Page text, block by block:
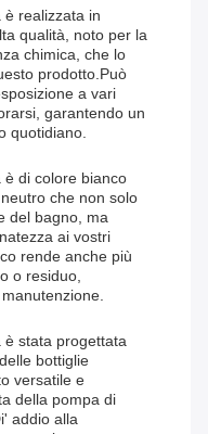
è realizzata in
qualità, noto per la
chimica, che lo
prodotto.Può
a vari
garantendo un
quotidiano.
è di colore bianco
che non solo
del bagno, ma
ai vostri
rende anche più
o residuo,
è stata progettata
bottiglie
versatile e
della pompa di
addio alla